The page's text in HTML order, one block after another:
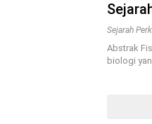
Sejarah
Abstrak
biologi